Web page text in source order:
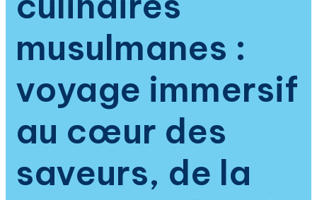
musulmanes :
voyage immersif
au cœur des
saveurs, de la